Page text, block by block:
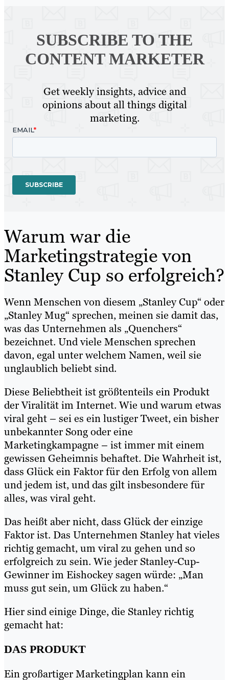
SUBSCRIBE TO THE
CONTENT MARKETER
Get weekly insights, advice and
opinions about all things digital
marketing.
Warum war die
Marketingstrategie von
Stanley Cup so erfolgreich?
Wenn Menschen von diesem „Stanley Cup“ oder
„Stanley Mug“ sprechen, meinen sie damit das,
was das Unternehmen als „Quenchers“
bezeichnet. Und viele Menschen sprechen
davon, egal unter welchem Namen, weil sie
unglaublich beliebt sind.
Diese Beliebtheit ist größtenteils ein Produkt
der Viralität im Internet. Wie und warum etwas
viral geht – sei es ein lustiger Tweet, ein bisher
unbekannter Song oder eine
Marketingkampagne – ist immer mit einem
gewissen Geheimnis behaftet. Die Wahrheit ist,
dass Glück ein Faktor für den Erfolg von allem
und jedem ist, und das gilt insbesondere für
alles, was viral geht.
Das heißt aber nicht, dass Glück der einzige
Faktor ist. Das Unternehmen Stanley hat vieles
richtig gemacht, um viral zu gehen und so
erfolgreich zu sein. Wie jeder Stanley-Cup-
Gewinner im Eishockey sagen würde: „Man
muss gut sein, um Glück zu haben.“
Hier sind einige Dinge, die Stanley richtig
gemacht hat:
DAS PRODUKT
Ein großartiger Marketingplan kann ein